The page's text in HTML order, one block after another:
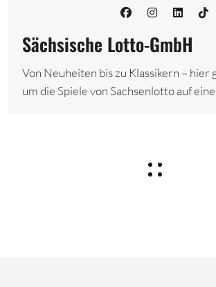
Sächsische Lotto-GmbH
Von Neuheiten bis zu Klassikern – hier
um die Spiele von Sachsenlotto auf